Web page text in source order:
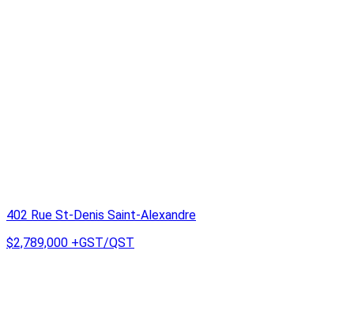
402 Rue St-Denis Saint-Alexandre
$2,789,000 +GST/QST